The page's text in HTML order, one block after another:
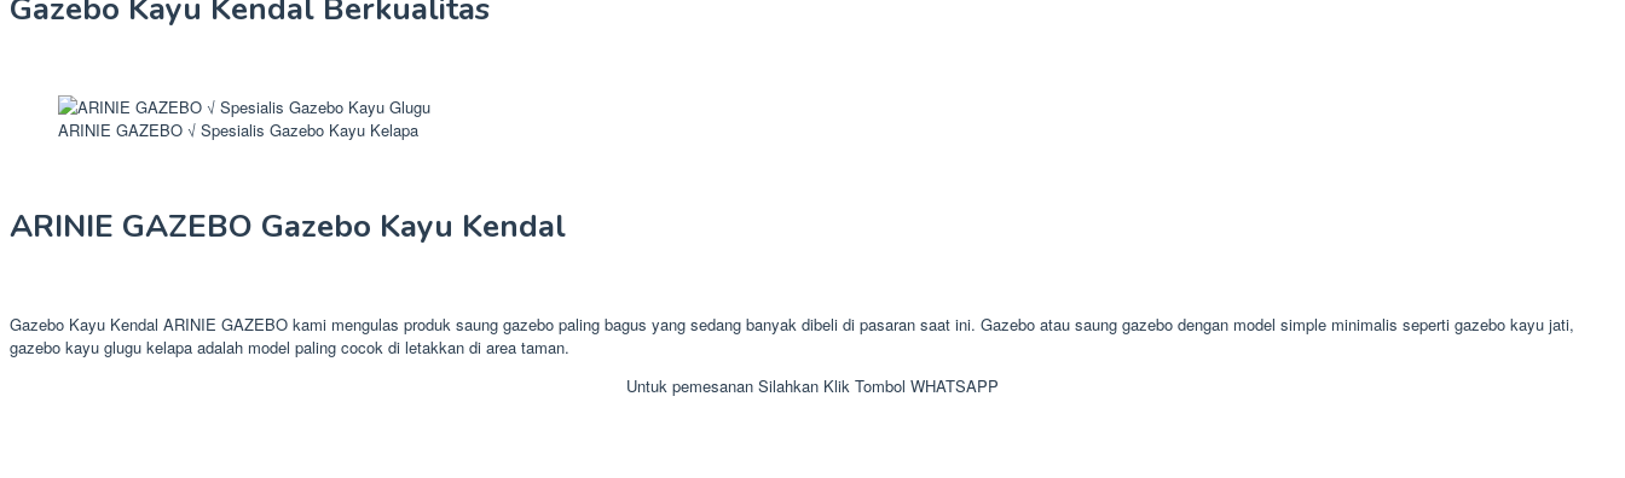
Gazebo Kayu Kendal Berkualitas
ARINIE GAZEBO √ Spesialis Gazebo Kayu Kelapa
ARINIE GAZEBO Gazebo Kayu Kendal
Gazebo Kayu Kendal ARINIE GAZEBO kami mengulas produk saung gazebo paling bagus yang sedang banyak dibeli di pasaran saat ini. Gazebo atau saung gazebo dengan model simple minimalis seperti gazebo kayu jati,
gazebo kayu glugu kelapa adalah model paling cocok di letakkan di area taman.
Untuk pemesanan Silahkan Klik Tombol WHATSAPP